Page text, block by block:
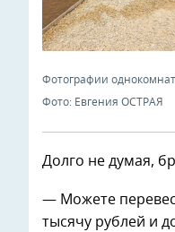
Фотографии
Фото: Евгения ОСТРАЯ
Долго не думая,
— Можете
тысячу рублей и